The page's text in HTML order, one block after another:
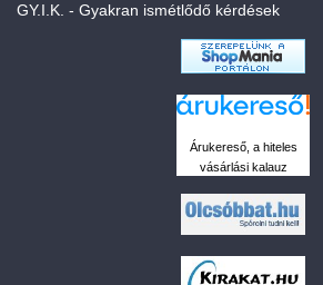
GY.I.K. - Gyakran ismétlődő kérdések
Árukereső, a hiteles
vásárlási kalauz